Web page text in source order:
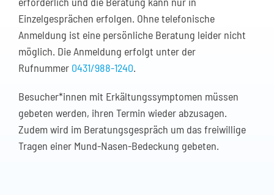
Einzelgesprächen erfolgen. Ohne telefonische
Anmeldung ist eine persönliche Beratung leider nicht
möglich. Die Anmeldung erfolgt unter der
Rufnummer 0431/988-1240.
Besucher*innen mit Erkältungssymptomen müssen
gebeten werden, ihren Termin wieder abzusagen.
Zudem wird im Beratungsgespräch um das freiwillige
Tragen einer Mund-Nasen-Bedeckung gebeten.